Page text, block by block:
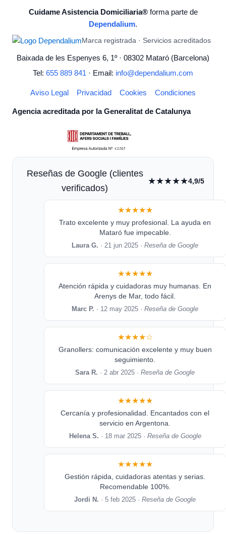
Cuidame Asistencia Domiciliaria®forma parte de
Dependalium.
Marca registrada · Servicios acreditados
Baixada de les Espenyes 6, 1º · 08302 Mataró (Barcelona)
Tel: 655 889 841 · Email: info@dependalium.com
Aviso Legal Privacidad Cookies Condiciones
Agencia acreditada por la Generalitat de Catalunya
Reseñas de Google (clientes
verificados)
★★★★★4,9/5
★★★★★
Trato excelente y muy profesional. La ayuda en
Mataró fue impecable.
Laura G. · 21 jun 2025 ·Reseña de Google
★★★★★
Atención rápida y cuidadoras muy humanas. En
Arenys de Mar, todo fácil.
Marc P. · 12 may 2025 ·Reseña de Google
★★★★☆
Granollers: comunicación excelente y muy buen
seguimiento.
Sara R. · 2 abr 2025 ·Reseña de Google
★★★★★
Cercanía y profesionalidad. Encantados con el
servicio en Argentona.
Helena S. · 18 mar 2025 · Reseña de Google
★★★★★
Gestión rápida, cuidadoras atentas y serias.
Recomendable 100%.
Jordi N. · 5 feb 2025 ·Reseña de Google